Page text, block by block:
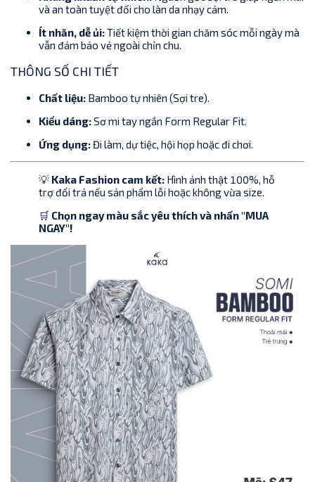
và an toàn tuyệt đối cho làn da nhạy cảm.
Ít nhăn, dễ ủi:Tiết kiệm thời gian chăm sóc mỗi ngày mà
vẫn đảm bảo vẻ ngoài chỉn chu.
THÔNG SỐ CHI TIẾT
Chất liệu:Bamboo tự nhiên (Sợi tre).
Kiểu dáng:Sơ mi tay ngắn Form Regular Fit.
Ứng dụng:Đi làm, dự tiệc, hội họp hoặc đi chơi.
💡 Kaka Fashion cam kết:Hình ảnh thật 100%, hỗ
trợ đổi trả nếu sản phẩm lỗi hoặc không vừa size.
🛒 Chọn ngay màu sắc yêu thích và nhấn "MUA
NGAY"!